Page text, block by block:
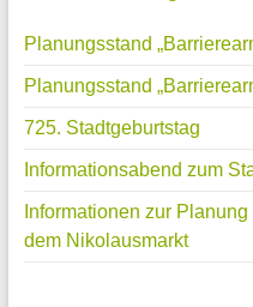
Planungsstand
Planungsstand
725. Stadtgeburtstag
Informationsabend zum
Informationen zur
dem Nikolausmarkt